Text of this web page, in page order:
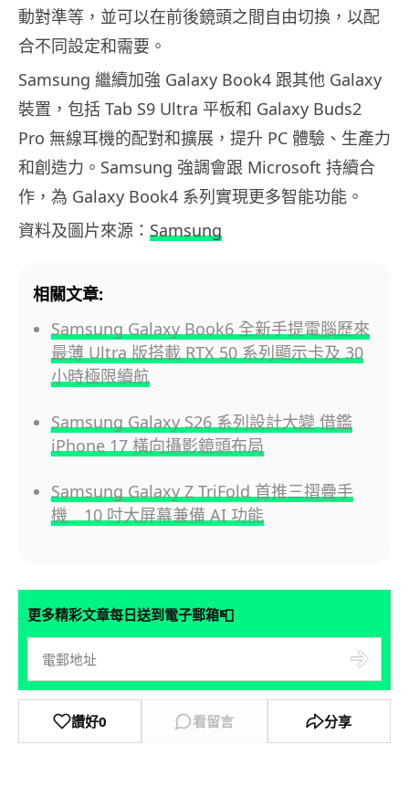
動對準等，並可以在前後鏡頭之間自由切換，以配
合不同設定和需要。
Samsung 繼續加強 Galaxy Book4 跟其他 Galaxy
裝置，包括 Tab S9 Ultra 平板和 Galaxy Buds2
Pro 無線耳機的配對和擴展，提升 PC 體驗、生產力
和創造力。Samsung 強調會跟 Microsoft 持續合
作，為 Galaxy Book4 系列實現更多智能功能。
資料及圖片來源： Samsung
相關文章:
Samsung Galaxy Book6 全新手提電腦歷來
最薄 Ultra 版搭載 RTX 50 系列顯示卡及 30
小時極限續航
Samsung Galaxy S26 系列設計大變 借鑑
iPhone 17 橫向攝影鏡頭布局
Samsung Galaxy Z TriFold 首推三摺疊手
機 10 吋大屏幕兼備 AI 功能
更多精彩文章每日送到電子郵箱📮
讚好0 看留言 分享